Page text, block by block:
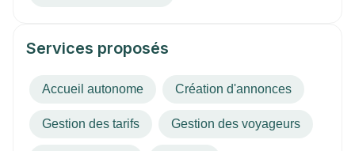
Services proposés
Accueil autonome Création d'annonces
Gestion des tarifs Gestion des voyageurs